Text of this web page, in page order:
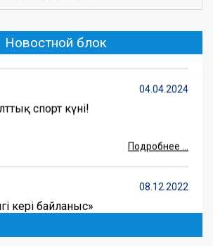
Новостной блок
радикального влияния
04.04.2024
спорт күні!
Подробнее ...
08.12.2022
кері байланыс»